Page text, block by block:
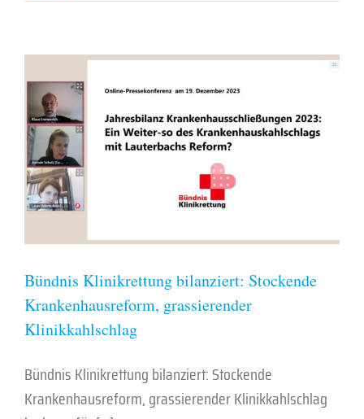
Bündnis Klinikrettung bilanziert: Stockende
Krankenhausreform, grassierender
Klinikkahlschlag
Bündnis Klinikrettung bilanziert: Stockende
Krankenhausreform, grassierender Klinikkahlschlag